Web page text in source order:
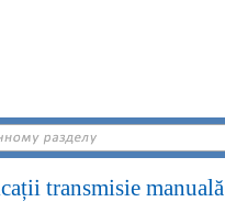
transmisie manuală